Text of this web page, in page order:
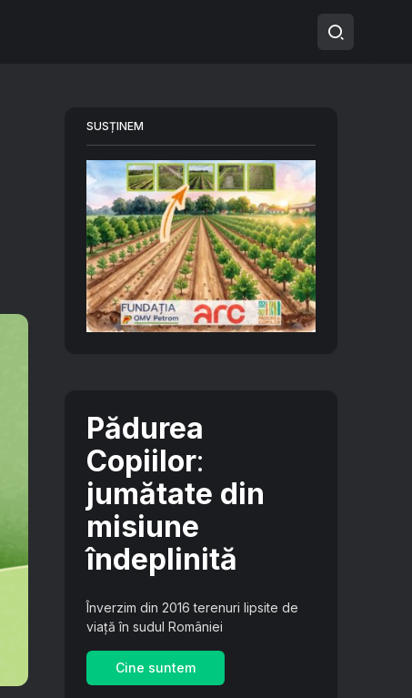
SUSȚINEM
Pădurea
Copiilor:
jumătate din
misiune
îndeplinită
Înverzim din 2016 terenuri lipsite de
viață în sudul României
Cine suntem